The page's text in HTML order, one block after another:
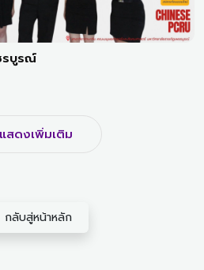
รบูรณ์
แสดงเพิ่มเติม
กลับสู่หน้าหลัก